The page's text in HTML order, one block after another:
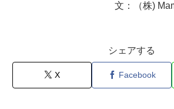
文：（株)
シェアする
X Facebook